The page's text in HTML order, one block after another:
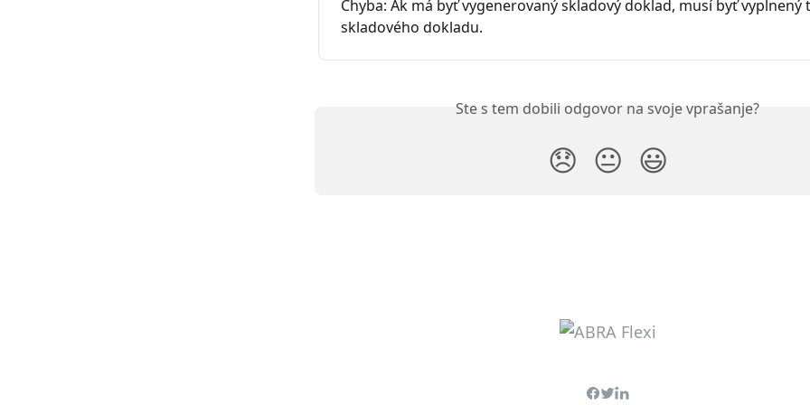
Chyba: Ak má byť vygenerovaný skladový doklad, musí byť vyplnený
skladového dokladu.
Ste s tem dobili odgovor na svoje vprašanje?
😞 😐 😃